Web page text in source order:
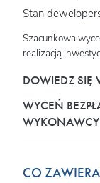
Stan
Szacunkowa
realizacją
DOWIEDZ SIĘ
WYCEŃ
WYKONAWCY
CO